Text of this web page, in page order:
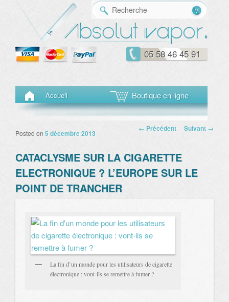
05 58 46 45 91
Menu principal
Aller au contenu principal
Aller au contenu secondaire
Accueil Boutique en ligne
Navigation des
← Précédent Suivant →
CATACLYSME SUR LA CIGARETTE
ELECTRONIQUE ? L’EUROPE SUR LE
POINT DE TRANCHER
Posted on 5 décembre 2013
La fin d’un monde pour les utilisateurs de cigarette
électronique : vont-ils se remettre à fumer ?